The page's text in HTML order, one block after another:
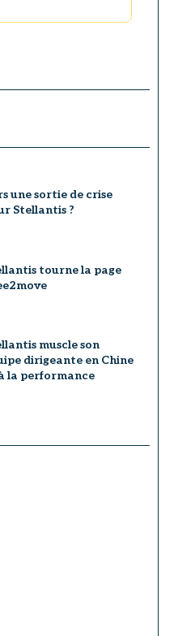
une sortie de crise
Stellantis ?
tourne la page
muscle son
dirigeante en Chine
la performance